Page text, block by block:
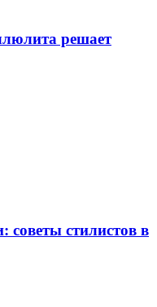
решает
советы стилистов в